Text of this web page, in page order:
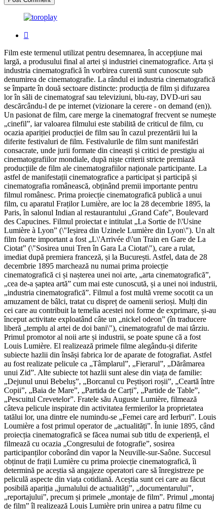
Film este termenul utilizat pentru desemnarea, în accepțiune mai
largă, a produsului final al artei și industriei cinematografice. Arta și
industria cinematografică în vorbirea curentă sunt cunoscute sub
denumirea de cinematografie. La rândul ei industria cinematografică
se împarte în două sectoare distincte: producția de film și difuzarea
lor în săli de cinematograf sau televiziuni, blu-ray, DVD-uri sau
descărcându-l de pe internet (vizionare la cerere - on demand (en)).
Un pasionat de film, care merge la cinematograf frecvent se numește
„cinefil”, iar valoarea filmului este stabilită de criticul de film, cu
ocazia apariției producției de film sau în cazul prezentării lui la
diferite festivaluri de film. Festivalurile de film sunt manifestări
consacrate, unde jurii formate din cineaști și critici de prestigiu ai
cinematografiilor mondiale, după niște criterii stricte premiază
producțiile de film ale cinematografiilor naționale participante. La
astfel de manifestații cinematografice a participat și participă și
cinematografia românească, obținând premii importante pentru
filmul românesc. Prima proiecție cinematografică publică a unui
film, cu aparatul Fraților Lumière, are loc la 28 decembrie 1895, la
Paris, în salonul Indian al restaurantului „Grand Cafe”, Boulevard
des Capucines. Filmul proiectat e intitulat „La Sortie de l\'Usine
Lumière à Lyon” (\"Ieșirea din Uzinele Lumière din Lyon\"). Un alt
film foarte important a fost „L\'Arrivée d\'un Train en Gare de La
Ciotat” (\"Sosirea unui Tren în Gara La Ciotat\"), care a rulat,
imediat după premiera franceză, și la București. Astfel, data de 28
decembrie 1895 marchează nu numai prima proiecție
cinematografică ci și nașterea unei noi arte, „arta cinematografică”,
„cea de-a șaptea artă” cum mai este cunoscută, și a unei noi industrii,
„industria cinematografică”. Filmul a fost multă vreme socotit ca un
amuzament de bâlci, tratat cu dispreț de oamenii serioși. Mulți din
cei care au contribuit la temelia acestei noi forme de exprimare, și-au
început activitate exploatând câte un „nickel odeon” (în traducere
liberă „templu al artei de doi bani\"), cinematograful de mai târziu.
Primul promotor al noii arte și industrii, se poate spune că a fost
Louis Lumière. El realizează primele filme alegându-și diferite
subiecte hazlii din însăși fabrica lor de aparate de fotografiat. Astfel
au fost realizate pelicule ca „Tâmplarul”, „Fierarul”, „Dărâmarea
unui Zid”. Alte subiecte tot hazlii sunt alese din viața de familie:
„Dejunul unui Bebeluș”, „Borcanul cu Peștișori roșii”, „Ceartă între
Copii”, „Baia de Mare”, „Partida de Carți”, „Partide de Table”,
„Pescuitul Crevetelor”. Fratele său Auguste Lumière, filmează
câteva pelicule inspirate din activitatea fermierilor la proprietatea
tatălui lor, una dintre ele numindu-se „Femei care ard Ierburi”. Louis
Loumière a fost primul operator de „actualități”. În iunie 1895, când
proiecția cinematografică se făcea numai sub titlu de experiență, el
filmează cu ocazia „Congresului de fotografie”, sosirea
participanților coborând din vapor la Neuville-sur-Saône. Succesul
obținut de frații Lumière cu prima proiecție cinematografică, îi
determină pe aceștia să angajeze operatori care să înregistreze pe
peliculă aspecte din viața cotidiană. Aceștia sunt cei care au făcut
posibilă apariția „jurnalului de actualități”, „documentarului”,
„reportajului”, precum și primele „montaje de film”. Primul „montaj
de film” îl realizează Louis Lumière prin unirea a patru filme cu